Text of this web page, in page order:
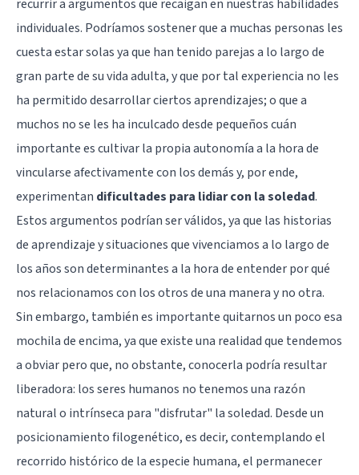
recurrir a argumentos que recaigan en nuestras habilidades
individuales. Podríamos sostener que a muchas personas les
cuesta estar solas ya que han tenido parejas a lo largo de
gran parte de su vida adulta, y que por tal experiencia no les
ha permitido desarrollar ciertos aprendizajes; o que a
muchos no se les ha inculcado desde pequeños cuán
importante es cultivar la propia autonomía a la hora de
vincularse afectivamente con los demás y, por ende,
experimentan dificultades para lidiar con la soledad.
Estos argumentos podrían ser válidos, ya que las historias
de aprendizaje y situaciones que vivenciamos a lo largo de
los años son determinantes a la hora de entender por qué
nos relacionamos con los otros de una manera y no otra.
Sin embargo, también es importante quitarnos un poco esa
mochila de encima, ya que existe una realidad que tendemos
a obviar pero que, no obstante, conocerla podría resultar
liberadora: los seres humanos no tenemos una razón
natural o intrínseca para "disfrutar" la soledad. Desde un
posicionamiento filogenético, es decir, contemplando el
recorrido histórico de la especie humana, el permanecer